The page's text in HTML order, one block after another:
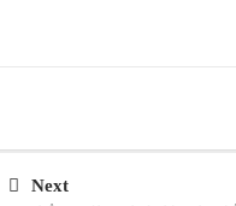
Next